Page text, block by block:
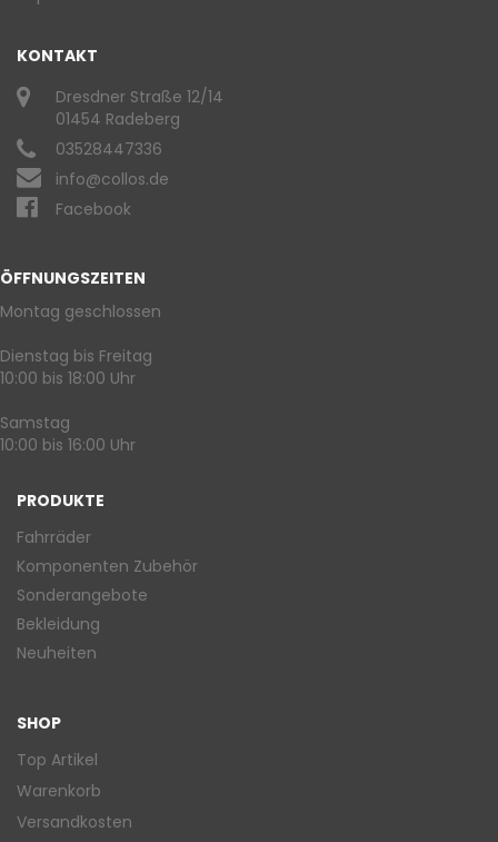
KONTAKT
Dresdner Straße 12/14
01454 Radeberg
03528447336
info@collos.de
Facebook
ÖFFNUNGSZEITEN
Montag geschlossen
Dienstag bis Freitag
10:00 bis 18:00 Uhr
Samstag
10:00 bis 16:00 Uhr
PRODUKTE
Fahrräder
Komponenten Zubehör
Sonderangebote
Bekleidung
Neuheiten
SHOP
Top Artikel
Warenkorb
Versandkosten